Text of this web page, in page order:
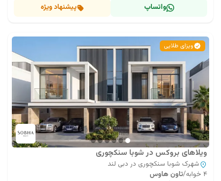
واتساپ پیشنهاد ویژه
ویزای طلایی
ویلاهای بروکس در شوبا سنکچوری
شهرک شوبا سنکچوری در دبی لند
۴ خوابه
/تاون هاوس